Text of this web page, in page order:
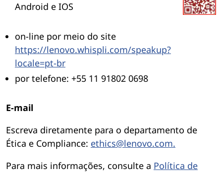
Android e IOS
on-line por meio do site
https://lenovo.whispli.com/speakup?
locale=pt-br
por telefone: +55 11 91802 0698
E-mail
Escreva diretamente para o departamento de
Ética e Compliance: ethics@lenovo.com.
Para mais informações, consulte a Política de